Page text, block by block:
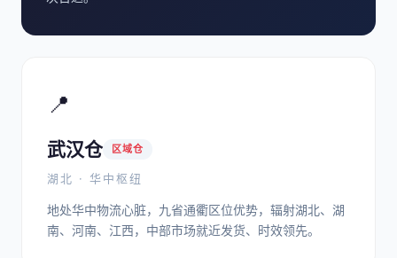
📍
武汉仓 区域仓
湖北 · 华中枢纽
地处华中物流心脏，九省通衢区位优势，辐射湖北、湖
南、河南、江西，中部市场就近发货、时效领先。